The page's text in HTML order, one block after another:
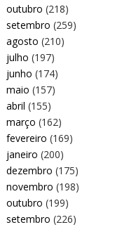
outubro (218)
setembro (259)
agosto (210)
julho (197)
junho (174)
maio (157)
abril (155)
março (162)
fevereiro (169)
janeiro (200)
dezembro (175)
novembro (198)
outubro (199)
setembro (226)